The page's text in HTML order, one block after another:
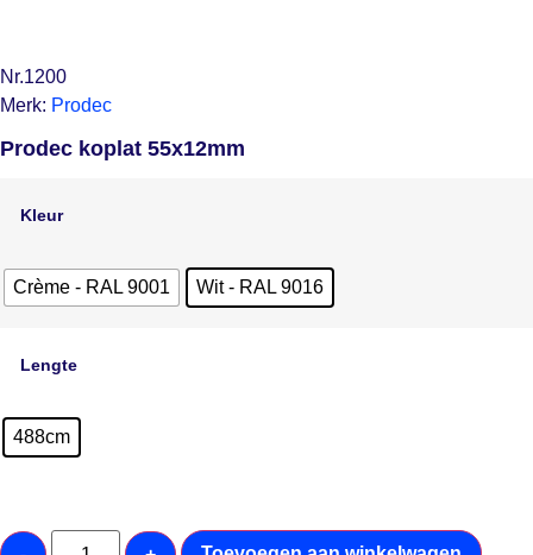
Nr.1200
Merk: Prodec
Prodec koplat 55x12mm
Kleur
Crème - RAL 9001 Wit - RAL 9016
Lengte
488cm